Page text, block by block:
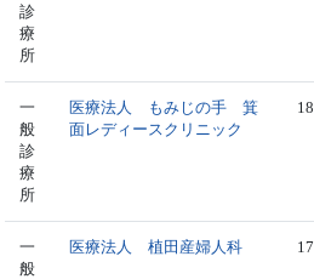
診
療
所
一
般
診
療
所
医療法人 もみじの手 箕
面レディースクリニック
18
一
般
医療法人 植田産婦人科 17